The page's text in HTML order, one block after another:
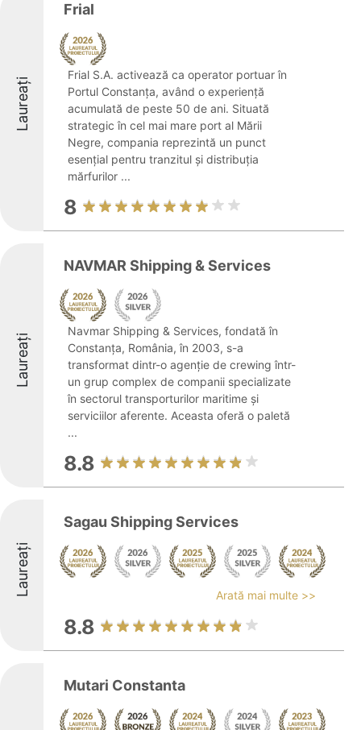
Laureați
Frial
Frial S.A. activează ca operator portuar în
Portul Constanța, având o experiență
acumulată de peste 50 de ani. Situată
strategic în cel mai mare port al Mării
Negre, compania reprezintă un punct
esențial pentru tranzitul și distribuția
mărfurilor ...
8
Laureați
NAVMAR Shipping & Services
Navmar Shipping & Services, fondată în
Constanța, România, în 2003, s-a
transformat dintr-o agenție de crewing într-
un grup complex de companii specializate
în sectorul transporturilor maritime și
serviciilor aferente. Aceasta oferă o paletă
...
8.8
Laureați
Sagau Shipping Services
Arată mai multe >>
8.8
Mutari Constanta